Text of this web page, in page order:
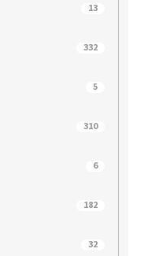
13
332
5
310
6
182
32